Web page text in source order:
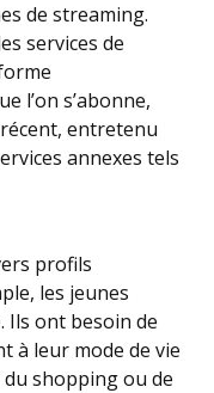
de streaming.
services de
l’on s’abonne,
entretenu
annexes tels
profils
les jeunes
Ils ont besoin de
à leur mode de vie
du shopping ou de